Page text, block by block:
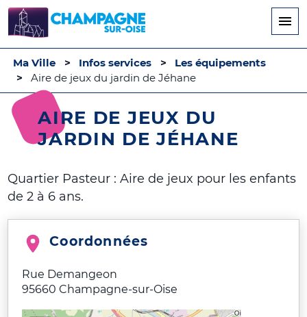
principal
Ma Ville Infos services
Les équipements
Aire de jeux du jardin de Jéhane
AIRE DE JEUX DU
JARDIN DE JÉHANE
Quartier Pasteur : Aire de jeux pour les enfants
de 2 à 6 ans.
Coordonnées
Rue Demangeon
95660 Champagne-sur-Oise